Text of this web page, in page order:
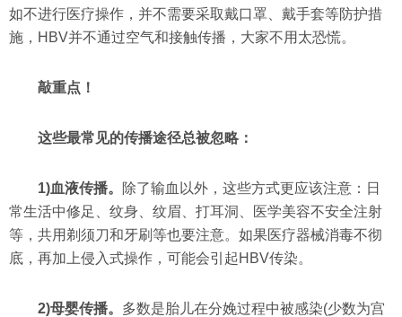
如不进行医疗操作，并不需要采取戴口罩、戴手套等防护措
施，HBV并不通过空气和接触传播，大家不用太恐慌。
敲重点！
这些最常见的传播途径总被忽略：
1)血液传播。
除了输血以外，这些方式更应该注意：日
常生活中修足、纹身、纹眉、打耳洞、医学美容不安全注射
等，共用剃须刀和牙刷等也要注意。如果医疗器械消毒不彻
底，再加上侵入式操作，可能会引起HBV传染。
2)母婴传播。 多数是胎儿在分娩过程中被感染(少数为宫